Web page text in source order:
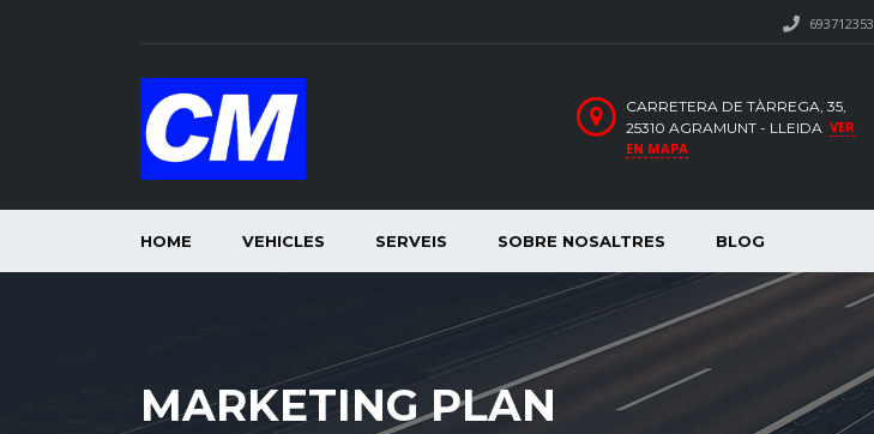
693712353
CARRETERA DE TÀRREGA, 35,
25310 AGRAMUNT - LLEIDA VER
EN MAPA
HOME VEHICLES SERVEIS SOBRE NOSALTRES BLOG
MARKETING PLAN